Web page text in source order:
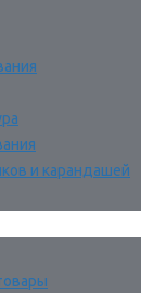
и карандашей